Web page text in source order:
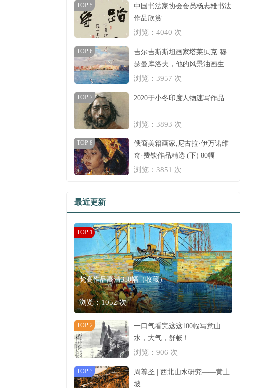
TOP 5
中国书法家协会会员杨志雄书法
作品欣赏
浏览：4040 次
TOP 6
吉尔吉斯斯坦画家塔莱贝克·穆
瑟曼库洛夫，他的风景油画生动
明亮，充满了光！
浏览：3957 次
TOP 7 2020于小冬印度人物速写作品
浏览：3893 次
TOP 8
俄裔美籍画家,尼古拉·伊万诺维
奇·费钦作品精选 (下) 80幅
浏览：3851 次
最近更新
TOP 1
梵高作品高清350幅（收藏）
浏览：1052 次
TOP 2
一口气看完这这100幅写意山
水，大气，舒畅！
浏览：906 次
TOP 3
周尊圣 | 西北山水研究——黄土
坡